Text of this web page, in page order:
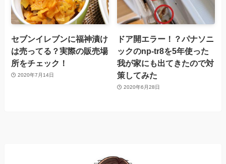
セブンイレブンに福神漬け
は売ってる？実際の販売場
所をチェック！
2020年7月14日
ドア開エラー！？パナソニ
ックのnp-tr8を5年使った
我が家にも出てきたので対
策してみた
2020年6月28日